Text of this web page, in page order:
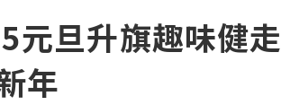
元旦升旗趣味健
年